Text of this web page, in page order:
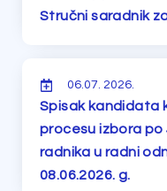
Stručni saradnik
06.07. 2026.
Spisak kandidata
procesu izbora po
radnika u radni
08.06.2026. g.